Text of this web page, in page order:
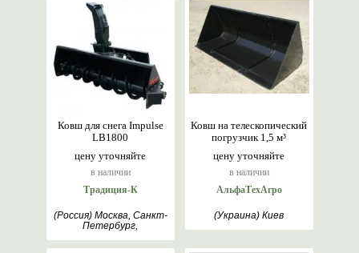
цену уточняйте
в наличии
Ковш для снега Impulse
LB1800
Традиция-К
(Россия) Москва, Санкт-
Петербург,
Новосибирск, Хабаровск
цену уточняйте
в наличии
Ковш на телескопический
погрузчик 1,5 м³
АльфаТехАгро
(Украина) Киев